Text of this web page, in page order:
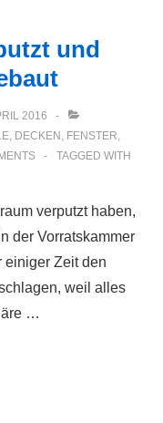
und
2016
, DECKEN , FENSTER,
TAGGED WITH
verputzt haben,
der Vorratskammer
einiger Zeit den
weil alles
…